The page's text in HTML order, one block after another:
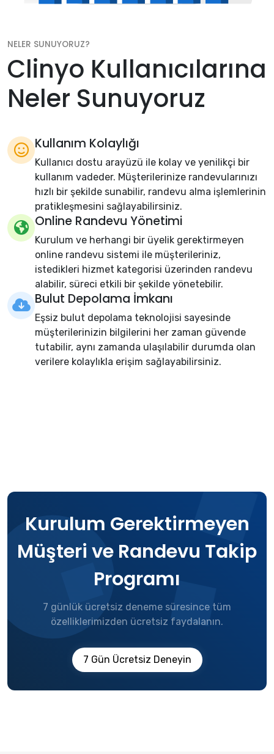
NELER SUNUYORUZ?
Clinyo Kullanıcılarına
Neler Sunuyoruz
Kullanım Kolaylığı
Kullanıcı dostu arayüzü ile kolay ve yenilikçi bir
kullanım vadeder. Müşterilerinize randevularınızı
hızlı bir şekilde sunabilir, randevu alma işlemlerinin
pratikleşmesini sağlayabilirsiniz.
Online Randevu Yönetimi
Kurulum ve herhangi bir üyelik gerektirmeyen
online randevu sistemi ile müşterileriniz,
istedikleri hizmet kategorisi üzerinden randevu
alabilir, süreci etkili bir şekilde yönetebilir.
Bulut Depolama İmkanı
Eşsiz bulut depolama teknolojisi sayesinde
müşterilerinizin bilgilerini her zaman güvende
tutabilir, aynı zamanda ulaşılabilir durumda olan
verilere kolaylıkla erişim sağlayabilirsiniz.
Kurulum Gerektirmeyen
Müşteri ve Randevu Takip
Programı
7 günlük ücretsiz deneme süresince tüm
özelliklerimizden ücretsiz faydalanın.
7 Gün Ücretsiz Deneyin